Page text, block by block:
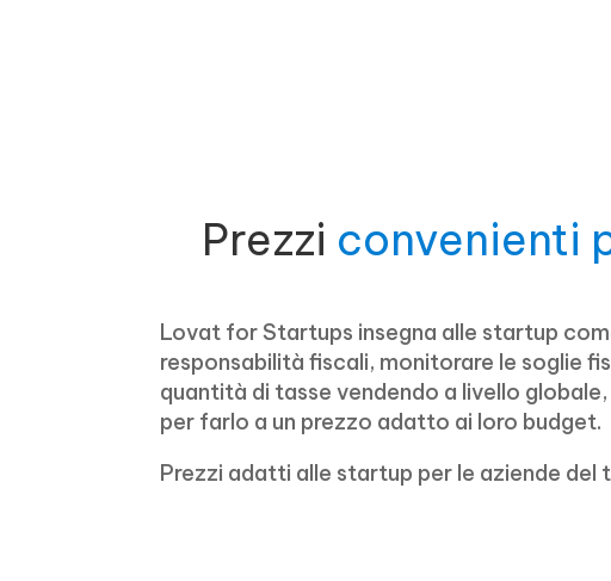
Prezzi convenienti
Lovat for Startups insegna alle startup
responsabilità fiscali, monitorare le soglie
quantità di tasse vendendo a livello
per farlo a un prezzo adatto ai loro budget.
Prezzi adatti alle startup per le aziende